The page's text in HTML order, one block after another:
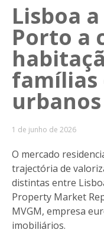
Lisboa
Porto a
famílias
urbanos
1 de junho de 2026
O mercado
trajectória de
distintas entre
Property Market
MVGM, empresa
imobiliários.